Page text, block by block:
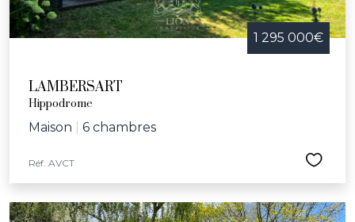
1 295 000€
LAMBERSART
Hippodrome
Maison 6 chambres
Réf. AVCT